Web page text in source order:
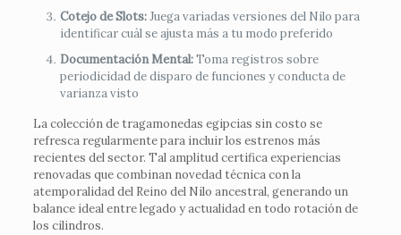
Cotejo de Slots:Juega variadas versiones del Nilo para
identificar cuál se ajusta más a tu modo preferido
Documentación Mental:Toma registros sobre
periodicidad de disparo de funciones y conducta de
varianza visto
La colección de tragamonedas egipcias sin costo se
refresca regularmente para incluir los estrenos más
recientes del sector. Tal amplitud certifica experiencias
renovadas que combinan novedad técnica con la
atemporalidad del Reino del Nilo ancestral, generando un
balance ideal entre legado y actualidad en todo rotación de
los cilindros.